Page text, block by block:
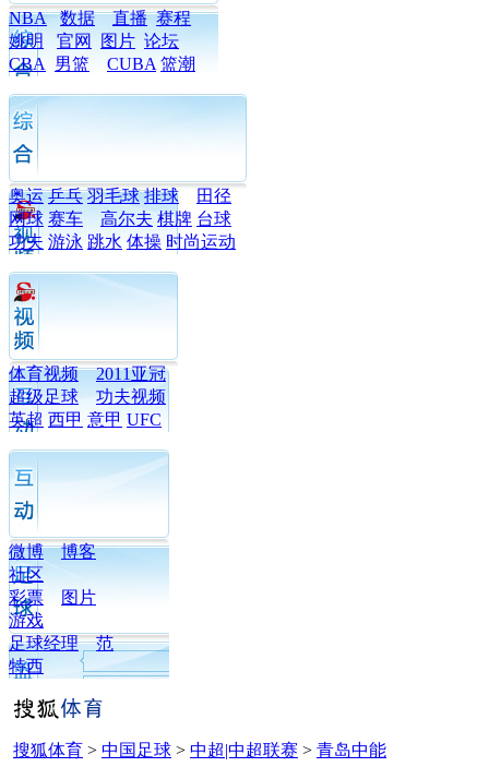
NBA 数据 直播 赛程
姚明
官网 图片 论坛
CBA
男篮 CUBA 篮潮
奥运 乒乓 羽毛球 排球
田径
网球 赛车 高尔夫 棋牌 台球
功夫 游泳 跳水 体操 时尚运动
体育视频
2011亚冠
超级足球
功夫视频
英超 西甲 意甲 UFC
微博
博客
社区
彩票
图片
游戏
足球经理
范
特西
搜狐体育 > 中国足球 > 中超|中超联赛 > 青岛中能